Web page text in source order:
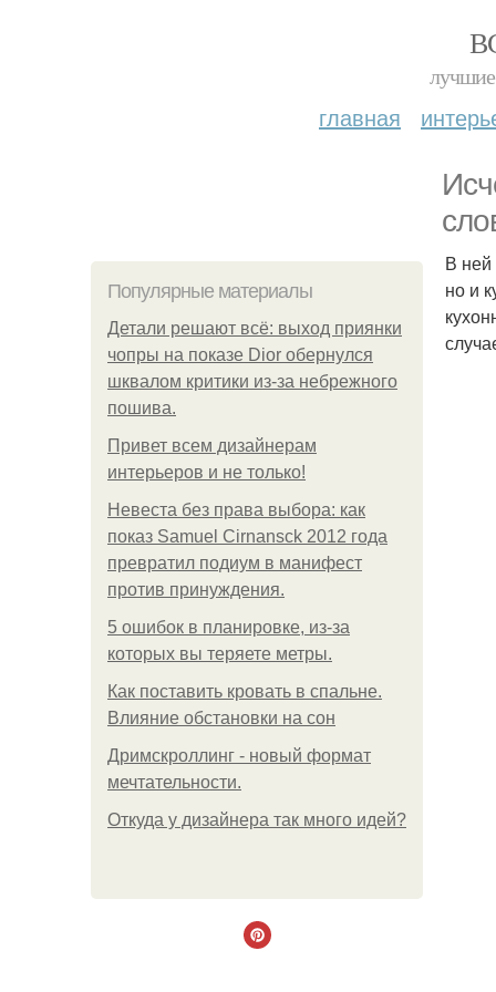
лучшие
главная
Популярные материалы
Детали решают всё: выход приянки
чопры на показе Dior обернулся
шквалом критики из-за небрежного
пошива.
Привет всем дизайнерам
интерьеров и не только!
Невеста без права выбора: как
показ Samuel Cirnansck 2012 года
превратил подиум в манифест
против принуждения.
5 ошибок в планировке, из-за
которых вы теряете метры.
Как поставить кровать в спальне.
Влияние обстановки на сон
Дримскроллинг - новый формат
мечтательности.
Откуда у дизайнера так много идей?
В ней
но и